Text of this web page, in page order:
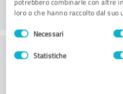
potrebbero combinarle con altre
loro o che hanno raccolto dal suo
Selezione
del
Necessari
Statistiche Servizio